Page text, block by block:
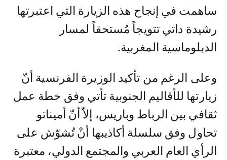
ساهمت في إنجاح هذه الزيارة التي اعتبرتها
رشيدة داتي تتويجاً مُستحقاً لمسار
الدبلوماسية المغربية.
وعلى الرغم من تأكيد الوزيرة الفرنسية أنّ
زيارتها للأقاليم الجنوبية تأتي وفق خطة عمل
ثقافي بين الرباط وباريس، إلاّ أنّ أميناتو
تحاول وفق سلسلة أكاذيبها أنْ تُشوّش على
الرأي العام العربي والمجتمع الدولي، معتبرة